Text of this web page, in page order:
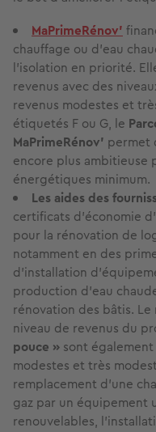
MaPrimeRénov’
chauffage ou d’eau
l’isolation en priorité.
revenus avec des
revenus modestes et
étiquetés F ou G, le
MaPrimeRénov’ permet
encore plus ambitieuse
énergétiques minimum.
Les aides des
certificats d’économie
pour la rénovation de
notamment en des
d’installation
production d’eau
rénovation des bâtis.
niveau de revenus du
pouce » sont
modestes et très
remplacement d’une
gaz par un équipement
renouvelables,